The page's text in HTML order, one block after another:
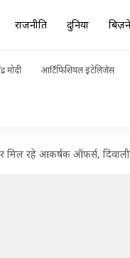
राजनीति दुनिया
मोदी आर्टिफिशियल इंटेलिजेंस
मिल रहे आकर्षक ऑफर्स,